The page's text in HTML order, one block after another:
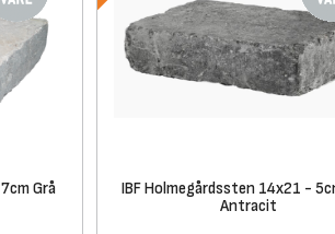
Grå
IBF Holmegårdssten 14x21 -
Antracit